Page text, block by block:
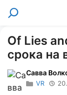
Перейти
Поиск
Of Lies
срока на
Савва
VR